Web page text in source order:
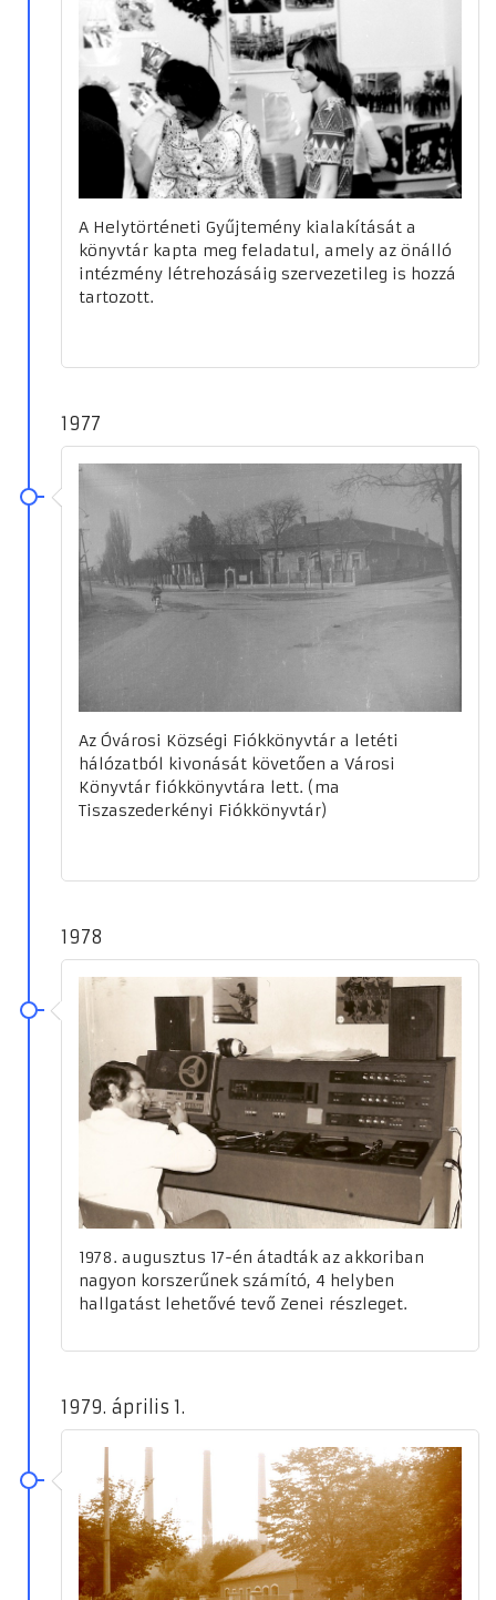
A Helytörténeti Gyűjtemény kialakítását a
könyvtár kapta meg feladatul, amely az önálló
intézmény létrehozásáig szervezetileg is hozzá
tartozott.
1977
Az Óvárosi Községi Fiókkönyvtár a letéti
hálózatból kivonását követően a Városi
Könyvtár fiókkönyvtára lett. (ma
Tiszaszederkényi Fiókkönyvtár)
1978
1978. augusztus 17-én átadták az akkoriban
nagyon korszerűnek számító, 4 helyben
hallgatást lehetővé tevő Zenei részleget.
1979. április 1.